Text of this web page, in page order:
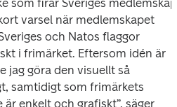
som firar Sveriges
varsel när medlemskapet
och Natos flaggor
i frimärket. Eftersom idén är
jag göra den visuellt så
samtidigt som frimärkets